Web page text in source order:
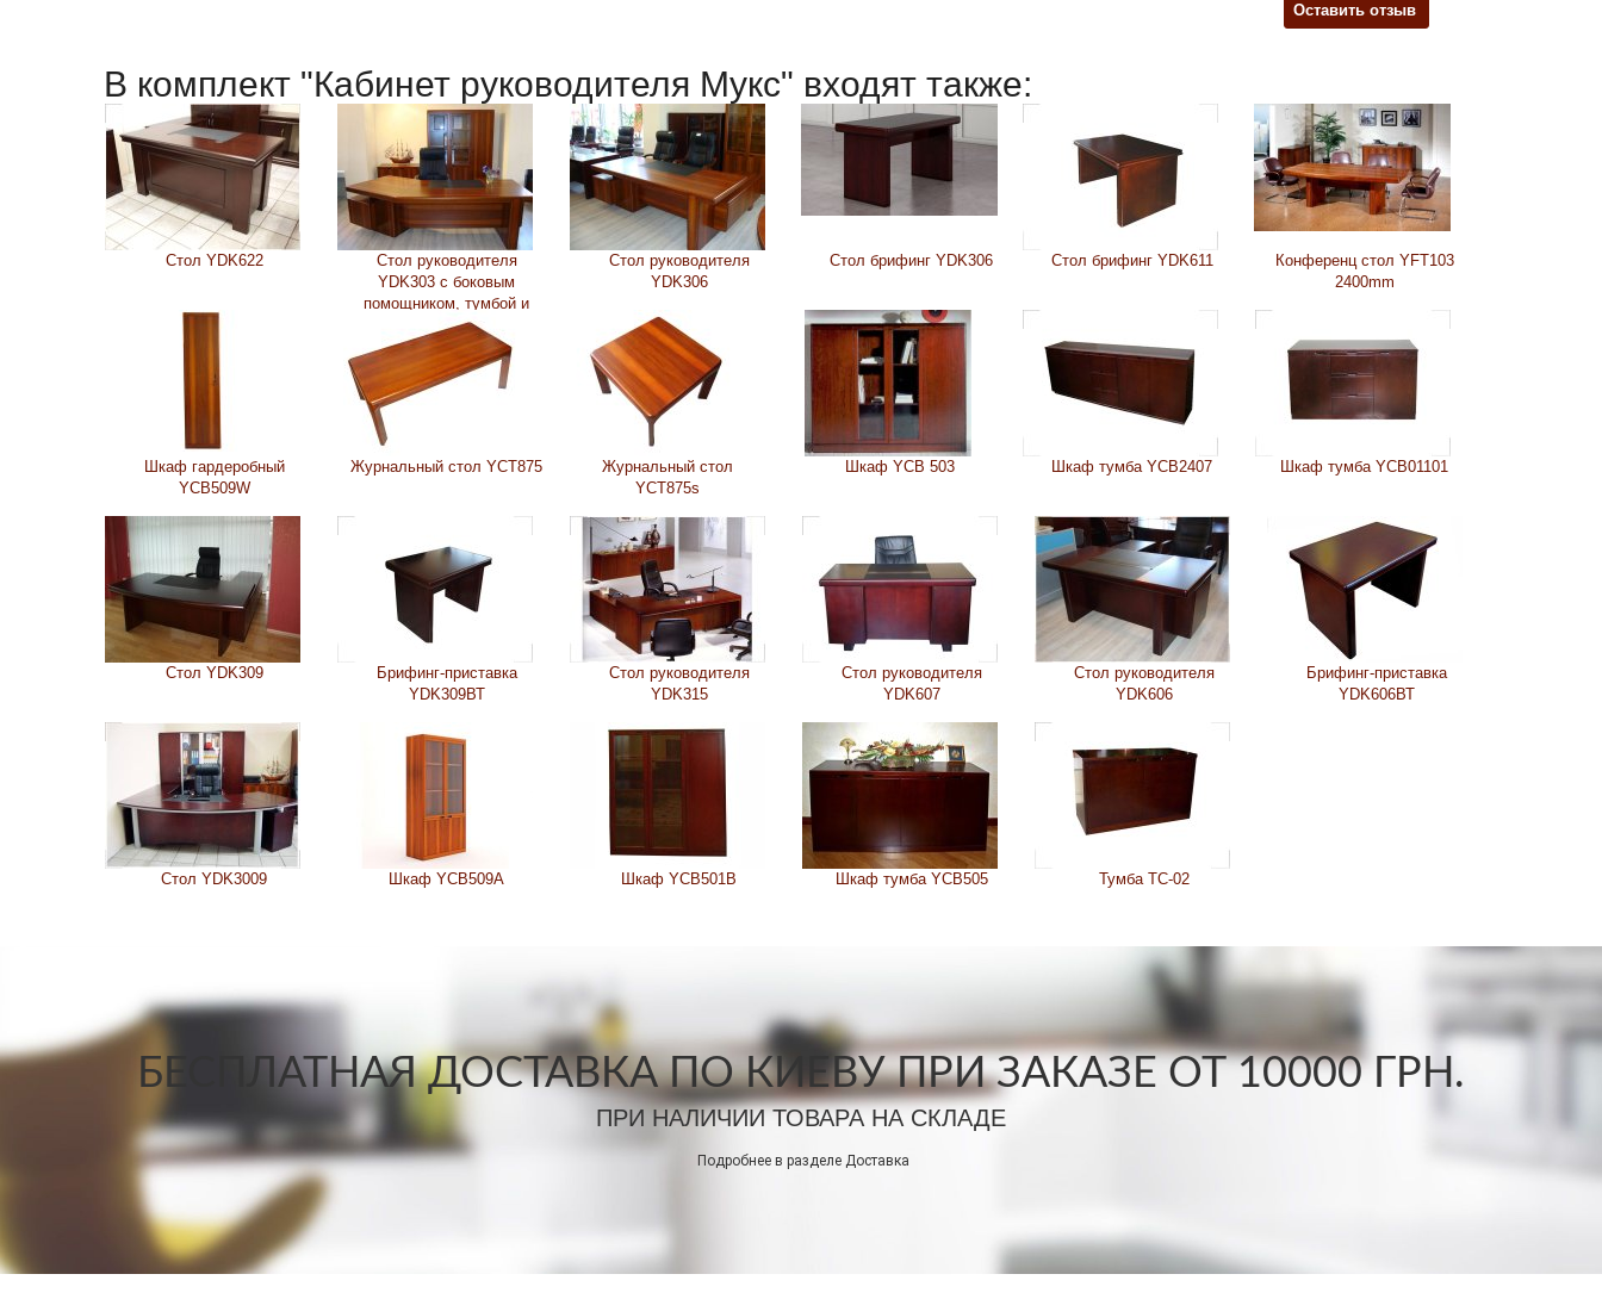
Оставить отзыв
В комплект "Кабинет руководителя Мукс" входят также:
Стол YDK622
Стол руководителя
YDK303 с боковым
помощником, тумбой и
бюваром
Стол руководителя
YDK306
Стол брифинг YDK306 Стол брифинг YDK611
Конференц стол YFT103
2400mm
Шкаф гардеробный
YCB509W
Журнальный стол YCT875
Журнальный стол
YCT875s
Шкаф YCB 503 Шкаф тумба YCB2407 Шкаф тумба YCB01101
Стол YDK309
Брифинг-приставка
YDK309ВТ
Стол руководителя
YDK315
Стол руководителя
YDK607
Стол руководителя
YDK606
Брифинг-приставка
YDK606ВТ
Стол YDK3009 Шкаф YCB509A Шкаф YCB501B Шкаф тумба YCB505 Тумба ТС-02
БЕСПЛАТНАЯ ДОСТАВКА ПО КИЕВУ ПРИ ЗАКАЗЕ ОТ 10000 ГРН.
ПРИ НАЛИЧИИ ТОВАРА НА СКЛАДЕ
Подробнее в разделе Доставка